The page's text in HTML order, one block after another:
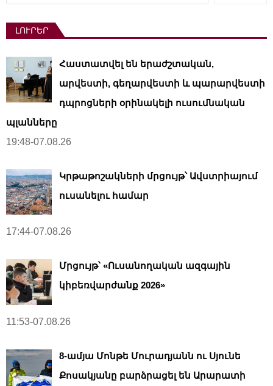
a
g
i
n
a
t
i
o
ԼՈՒՐԵՐ
Հաստատվել են երաժշտական,
արվեստի, գեղարվեստի և պարարվեստի
դպրոցների օրինակելի ուսումնական
պլանները
19:48-07.08.26
Կրթաթոշակների մրցույթ՝ Ավստրիայում
ուսանելու համար
17:44-07.08.26
Մրցույթ՝ «Ուսանողական ազգային
կիբեռվարժանք 2026»
11:53-07.08.26
8-ամյա Մոնթե Մուրադյանն ու Սյունե
Քոսակյանը բարձրացել են Արարատի